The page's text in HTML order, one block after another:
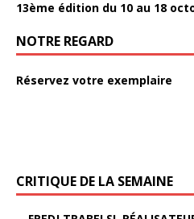
13ème édition du 10 au 18
NOTRE REGARD
Réservez votre exemplaire
CRITIQUE DE LA SEMAINE